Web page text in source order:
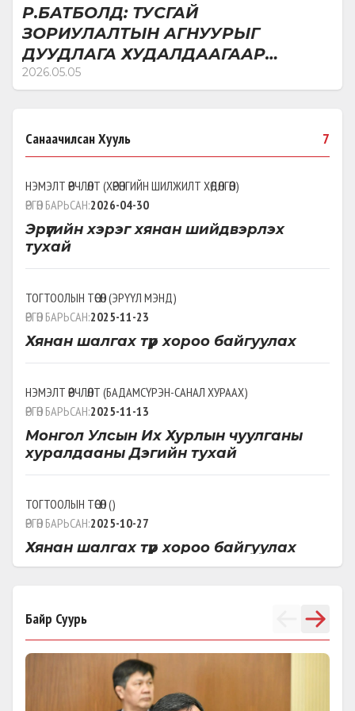
Р.БАТБОЛД: ТУСГАЙ
ЗОРИУЛАЛТЫН АГНУУРЫГ
ДУУДЛАГА ХУДАЛДААГААР
ЯВУУЛАХ НЬ ОУ-ЫН ХОЛБОГДОХ
КОНВЕНЦЫГ ЗӨРЧИЖ БУЙ ЯВДАЛ
2026.05.05
Санаачилсан Хууль 7
НЭМЭЛТ ӨӨРЧЛӨЛТ (ХӨРӨНГИЙН ШИЛЖИЛТ ХӨДӨЛГӨӨН)
ӨРГӨН БАРЬСАН:2026-04-30
Эрүүгийн хэрэг хянан шийдвэрлэх
тухай
ТОГТООЛЫН ТӨСӨЛ(ЭРҮҮЛ МЭНД)
ӨРГӨН БАРЬСАН:2025-11-23
Хянан шалгах түр хороо байгуулах
НЭМЭЛТ ӨӨРЧЛӨЛТ (БАДАМСҮРЭН-САНАЛ ХУРААХ)
ӨРГӨН БАРЬСАН:2025-11-13
Монгол Улсын Их Хурлын чуулганы
хуралдааны Дэгийн тухай
ТОГТООЛЫН ТӨСӨЛ()
ӨРГӨН БАРЬСАН:2025-10-27
Хянан шалгах түр хороо байгуулах
ӨРГӨН БАРЬСАН:
УИХ-ын Хянан шалгах Түр хороо
байгуулах тухай
Байр Суурь